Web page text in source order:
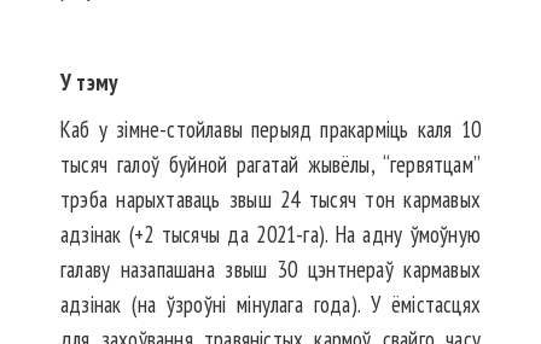
У тэму
Каб у зімне-стойлавы перыяд пракарміць каля 10
тысяч галоў буйной рагатай жывёлы, “гервятцам”
трэба нарыхтаваць звыш 24 тысяч тон кармавых
адзінак (+2 тысячы да 2021-га). На адну ўмоўную
галаву назапашана звыш 30 цэнтнераў кармавых
адзінак (на ўзроўні мінулага года). У ёмістасцях